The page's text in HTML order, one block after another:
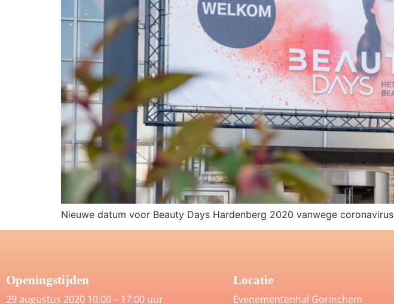
Nieuwe datum voor Beauty Days Hardenberg 2020 vanwege coronavirus
Openingstijden
29 augustus 2020 10:00 – 17:00 uur
Locatie
Evenementenhal Gorinchem